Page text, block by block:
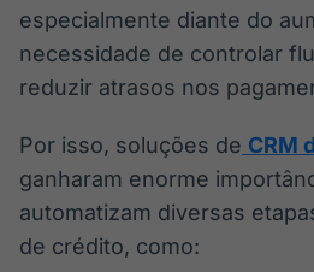
especialmente diante do
necessidade de controlar
reduzir atrasos nos
Por isso, soluções de CRM
ganharam enorme
automatizam diversas
de crédito, como: